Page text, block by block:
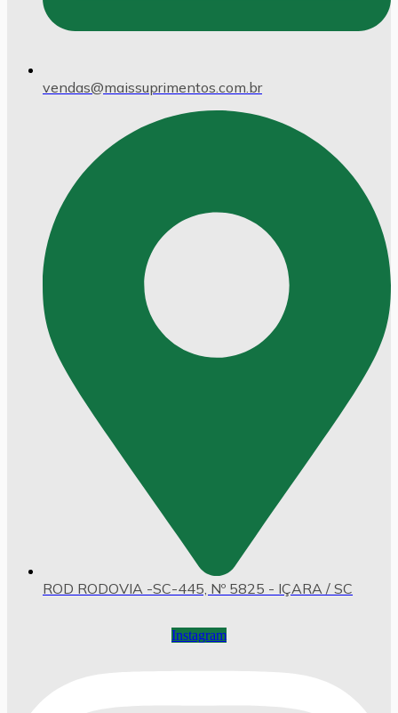
vendas@maissuprimentos.com.br
ROD RODOVIA -SC-445, Nº 5825 - IÇARA / SC
Instagram